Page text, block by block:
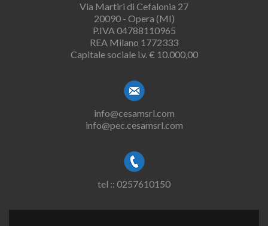
Via Martiri di Cefalonia 27
20090 - Opera (MI)
P.IVA 04788110965
REA Milano 1772333
Capitale sociale i.v. € 10.000,00
info@cesamsrl.com
info@pec.cesamsrl.com
tel :: 0257610150